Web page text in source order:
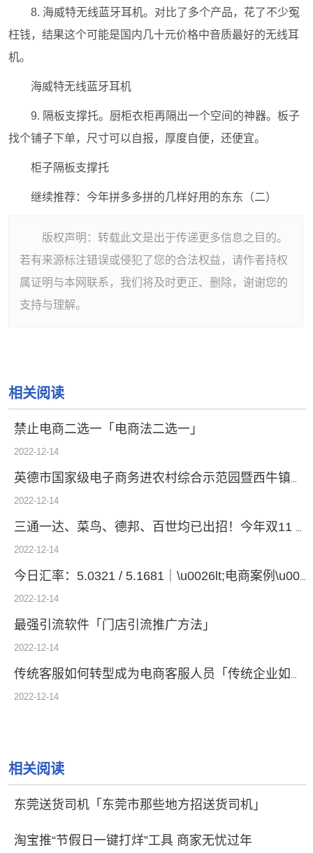
8. 海威特无线蓝牙耳机。对比了多个产品，花了不少冤
枉钱，结果这个可能是国内几十元价格中音质最好的无线耳
机。
海威特无线蓝牙耳机
9. 隔板支撑托。厨柜衣柜再隔出一个空间的神器。板子
找个铺子下单，尺寸可以自报，厚度自便，还便宜。
柜子隔板支撑托
继续推荐：今年拼多多拼的几样好用的东东（二）
版权声明：转载此文是出于传递更多信息之目的。
若有来源标注错误或侵犯了您的合法权益，请作者持权
属证明与本网联系，我们将及时更正、删除，谢谢您的
支持与理解。
相关阅读
禁止电商二选一「电商法二选一」
2022-12-14
英德市国家级电子商务进农村综合示范园暨西牛镇电商创业园开业
2022-12-14
三通一达、菜鸟、德邦、百世均已出招！今年双11 依旧不太平
2022-12-14
今日汇率：5.0321 / 5.1681｜\u0026lt;电商案例\u0026gt;一个外汇管理系统究竟能帮你的企业创造多少价值
2022-12-14
最强引流软件「门店引流推广方法」
2022-12-14
传统客服如何转型成为电商客服人员「传统企业如何做电商」
2022-12-14
相关阅读
东莞送货司机「东莞市那些地方招送货司机」
淘宝推“节假日一键打烊”工具 商家无忧过年